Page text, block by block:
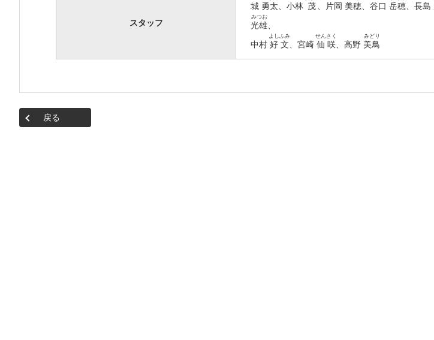
スタッフ
城 勇太、小林 茂、片岡 美穂、谷口岳穂、長島
光雄
みつお
、
中村好文
よしふみ
、宮崎仙咲
せんさく
、高野 美鳥
みどり
戻る